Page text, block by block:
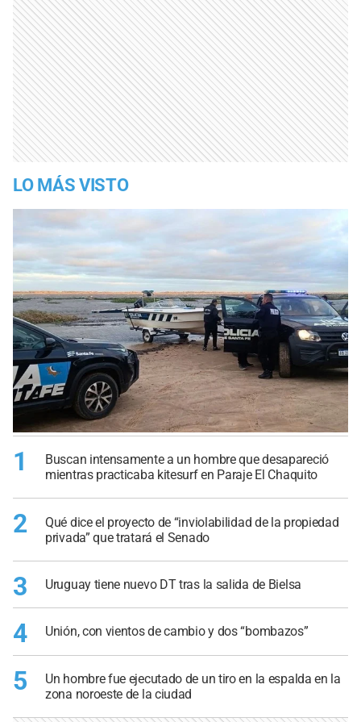
LO MÁS VISTO
1
Buscan intensamente a un hombre que desapareció
mientras practicaba kitesurf en Paraje El Chaquito
2
Qué dice el proyecto de “inviolabilidad de la propiedad
privada” que tratará el Senado
3 Uruguay tiene nuevo DT tras la salida de Bielsa
4 Unión, con vientos de cambio y dos “bombazos”
5
Un hombre fue ejecutado de un tiro en la espalda en la
zona noroeste de la ciudad